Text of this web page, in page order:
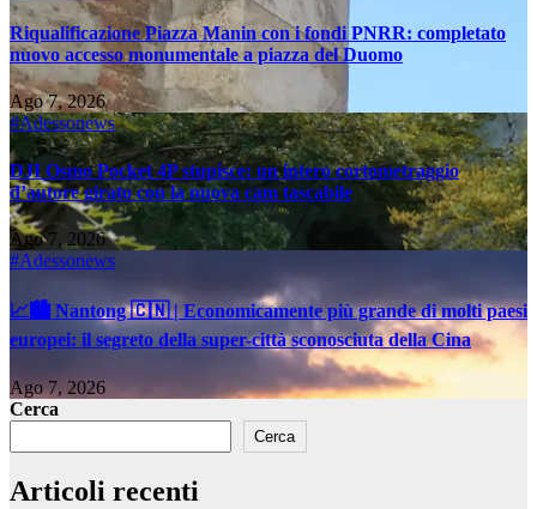
Riqualificazione Piazza Manin con i fondi PNRR: completato
nuovo accesso monumentale a piazza del Duomo
Ago 7, 2026
#Adessonews
DJI Osmo Pocket 4P stupisce: un intero cortometraggio
d’autore girato con la nuova cam tascabile
Ago 7, 2026
#Adessonews
📈🏙️ Nantong 🇨🇳 | Economicamente più grande di molti paesi
europei: il segreto della super-città sconosciuta della Cina
Ago 7, 2026
Cerca
Cerca
Articoli recenti